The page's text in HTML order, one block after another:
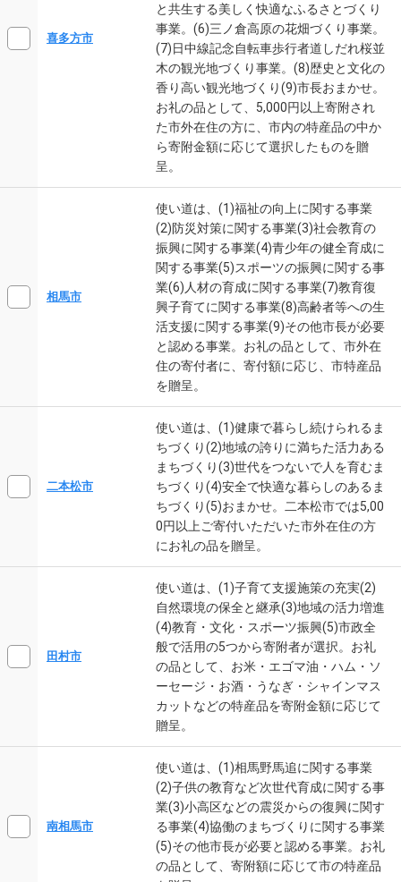
喜多方市
と共生する美しく快適なふるさとづくり
事業。(6)三ノ倉高原の花畑づくり事業。
(7)日中線記念自転車歩行者道しだれ桜並
木の観光地づくり事業。(8)歴史と文化の
香り高い観光地づくり(9)市長おまかせ。
お礼の品として、5,000円以上寄附され
た市外在住の方に、市内の特産品の中か
ら寄附金額に応じて選択したものを贈
呈。
相馬市
使い道は、(1)福祉の向上に関する事業
(2)防災対策に関する事業(3)社会教育の
振興に関する事業(4)青少年の健全育成に
関する事業(5)スポーツの振興に関する事
業(6)人材の育成に関する事業(7)教育復
興子育てに関する事業(8)高齢者等への生
活支援に関する事業(9)その他市長が必要
と認める事業。お礼の品として、市外在
住の寄付者に、寄付額に応じ、市特産品
を贈呈。
二本松市
使い道は、(1)健康で暮らし続けられるま
ちづくり(2)地域の誇りに満ちた活力ある
まちづくり(3)世代をつないで人を育むま
ちづくり(4)安全で快適な暮らしのあるま
ちづくり(5)おまかせ。二本松市では5,00
0円以上ご寄付いただいた市外在住の方
にお礼の品を贈呈。
田村市
使い道は、(1)子育て支援施策の充実(2)
自然環境の保全と継承(3)地域の活力増進
(4)教育・文化・スポーツ振興(5)市政全
般で活用の5つから寄附者が選択。お礼
の品として、お米・エゴマ油・ハム・ソ
ーセージ・お酒・うなぎ・シャインマス
カットなどの特産品を寄附金額に応じて
贈呈。
南相馬市
使い道は、(1)相馬野馬追に関する事業
(2)子供の教育など次世代育成に関する事
業(3)小高区などの震災からの復興に関す
る事業(4)協働のまちづくりに関する事業
(5)その他市長が必要と認める事業。お礼
の品として、寄附額に応じて市の特産品